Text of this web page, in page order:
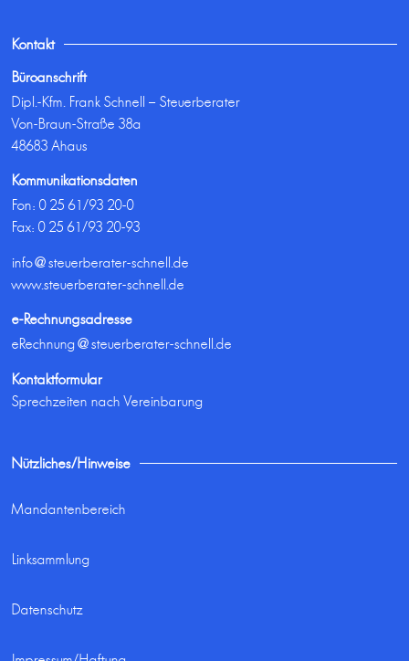
Kontakt
Büroanschrift
Dipl.-Kfm. Frank Schnell – Steuerberater
Von-Braun-Straße 38a
48683 Ahaus
Kommunikationsdaten
Fon:0 25 61/93 20-0
Fax: 0 25 61/93 20-93
info@steuerberater-schnell.de
www.steuerberater-schnell.de
e-Rechnungsadresse
eRechnung@steuerberater-schnell.de
Kontaktformular
Sprechzeiten nach Vereinbarung
Nützliches/Hinweise
Mandantenbereich
Linksammlung
Datenschutz